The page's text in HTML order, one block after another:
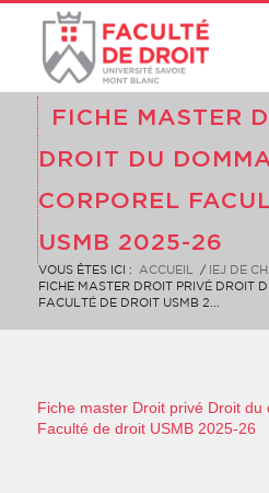
FICHE MASTER
DROIT DU
CORPOREL
USMB 2025-26
VOUS ÊTES ICI : ACCUEIL / IEJ DE
FICHE MASTER DROIT PRIVÉ DROIT
FACULTÉ DE DROIT USMB 2...
Fiche master Droit privé Droit du
Faculté de droit USMB 2025-26